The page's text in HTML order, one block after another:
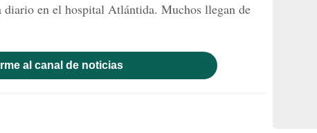
diario en el hospital Atlántida. Muchos llegan de
al canal de noticias